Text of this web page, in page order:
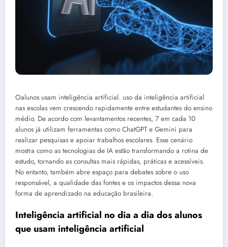
Oalunos usam inteligência artificial. uso da inteligência artificial
nas escolas vem crescendo rapidamente entre estudantes do ensino
médio. De acordo com levantamentos recentes, 7 em cada 10
alunos já utilizam ferramentas como ChatGPT e Gemini para
realizar pesquisas e apoiar trabalhos escolares. Esse cenário
mostra como as tecnologias de IA estão transformando a rotina de
estudo, tornando as consultas mais rápidas, práticas e acessíveis.
No entanto, também abre espaço para debates sobre o uso
responsável, a qualidade das fontes e os impactos dessa nova
forma de aprendizado na educação brasileira.
Inteligência artificial no dia a dia dos alunos
que usam inteligência artificial